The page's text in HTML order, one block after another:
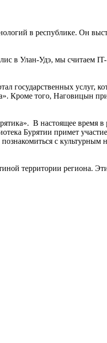
в республике. Он
в Улан-Удэ, мы считаем
государственных услуг,
Кроме того, Наговицын
В настоящее время в
Бурятии примет
с культурным
территории региона.